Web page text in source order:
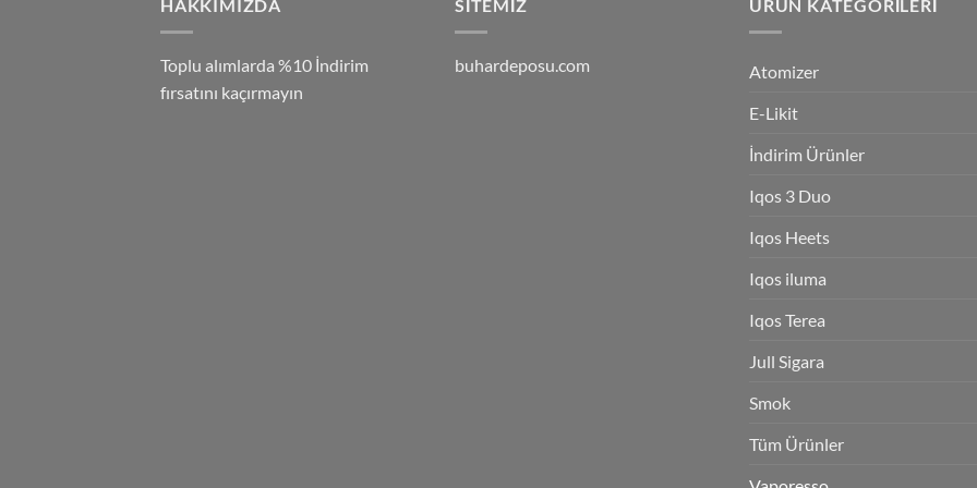
HAKKIMIZDA
Toplu alımlarda %10 İndirim
fırsatını kaçırmayın
SITEMIZ
buhardeposu.com
ÜRÜN KATEGORILERI
Atomizer
E-Likit
İndirim Ürünler
Iqos 3 Duo
Iqos Heets
Iqos iluma
Iqos Terea
Jull Sigara
Smok
Tüm Ürünler